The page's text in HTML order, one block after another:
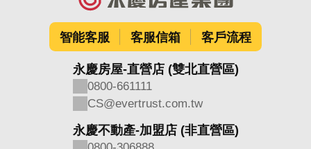
智能客服 客服信箱 客戶流程
永慶房屋-直營店 (雙北直營區)
0800-661111
CS@evertrust.com.tw
永慶不動產-加盟店 (非直營區)